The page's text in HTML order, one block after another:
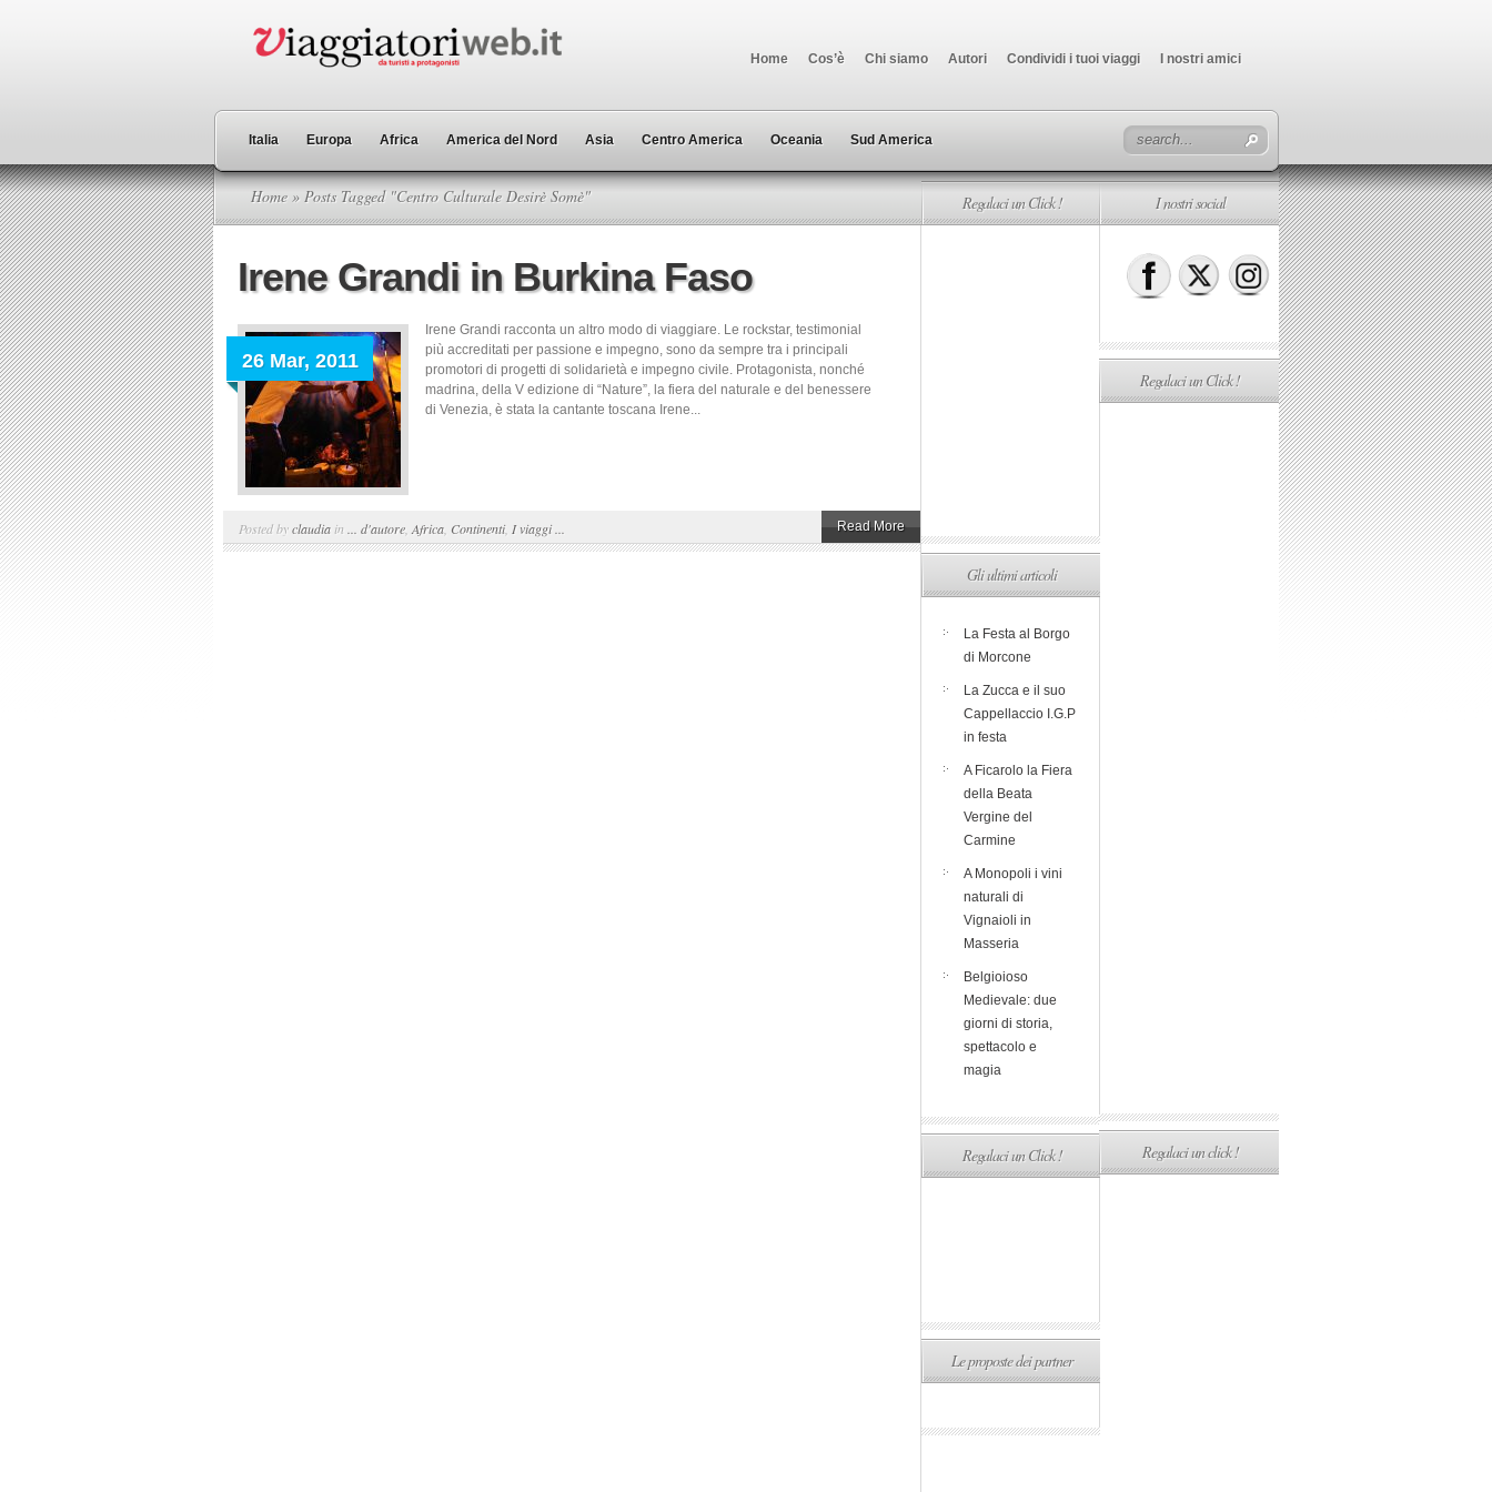
Home Cos’è Chi siamo Autori Condividi i tuoi viaggi I nostri amici
Italia Europa Africa America del Nord Asia Centro America Oceania Sud America
Home » Posts Tagged "Centro Culturale Desirè Somè"
Irene Grandi in Burkina Faso
26 Mar, 2011
Irene Grandi racconta un altro modo di viaggiare. Le rockstar, testimonial
più accreditati per passione e impegno, sono da sempre tra i principali
promotori di progetti di solidarietà e impegno civile. Protagonista, nonché
madrina, della V edizione di “Nature”, la fiera del naturale e del benessere
di Venezia, è stata la cantante toscana Irene...
Posted byclaudia in ... d'autore Africa Continenti, I viaggi ... Read More
Regalaci un Click !
Gli ultimi articoli
La Festa al Borgo
di Morcone
La Zucca e il suo
Cappellaccio I.G.P
in festa
A Ficarolo la Fiera
della Beata
Vergine del
Carmine
A Monopoli i vini
naturali di
Vignaioli in
Masseria
Belgioioso
Medievale: due
giorni di storia,
spettacolo e
magia
Regalaci un Click !
Le proposte dei partner
I nostri social
Regalaci un Click !
Regalaci un click !